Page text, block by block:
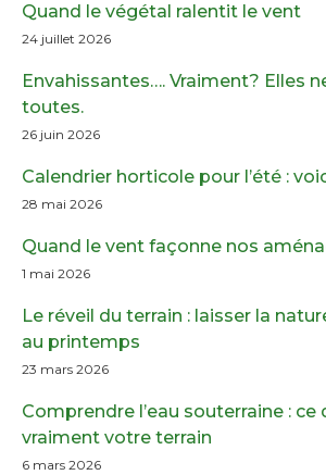
Quand le végétal ralentit le vent
24 juillet 2026
Envahissantes…. Vraiment? Elles
toutes.
26 juin 2026
Calendrier horticole pour l’été :
28 mai 2026
Quand le vent façonne nos
1 mai 2026
Le réveil du terrain : laisser la
au printemps
23 mars 2026
Comprendre l’eau souterraine : ce
vraiment votre terrain
6 mars 2026